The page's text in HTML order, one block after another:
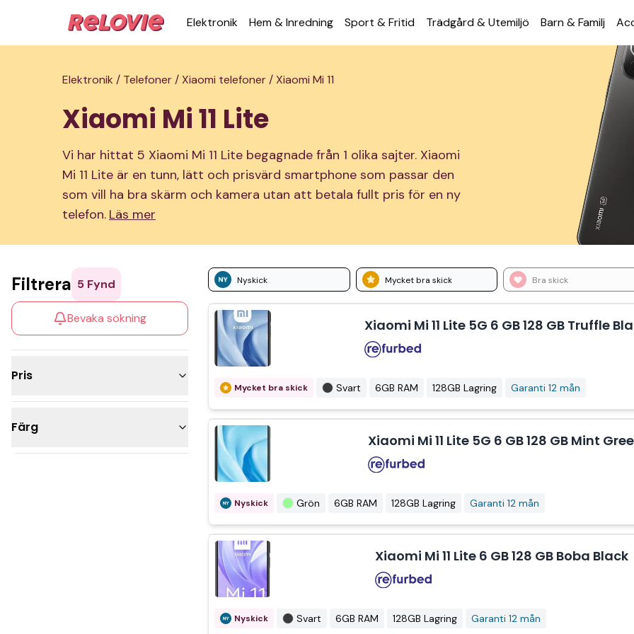
Elek­tronik Hem & Inred­ning Sport & Fritid Trädgård & Utemiljö Barn & Familj
Elektronik / Telefoner /Xiaomi telefoner /Xiaomi Mi 11
Xiaomi Mi 11 Lite
Vi har hittat 5 Xiaomi Mi 11 Lite begagnade från 1 olika sajter. Xiaomi
Mi 11 Lite är en tunn, lätt och prisvärd smartphone som passar den
som vill ha bra skärm och kamera utan att betala fullt pris för en ny
telefon. Läs mer
Nyskick Mycket bra skick Bra skick
Filtrera 5 Fynd
Bevaka sökning
Pris
2 500 - 5 000kr
Färg
Xiaomi Mi 11 Lite 5G 6 GB 128 GB Truffle
Mycket bra skick Svart 6GB RAM 128GB Lagring Garanti 12 mån
Xiaomi Mi 11 Lite 5G 6 GB 128 GB Mint
Nyskick Grön 6GB RAM 128GB Lagring Garanti 12 mån
Xiaomi Mi 11 Lite 6 GB 128 GB Boba Black
Nyskick Svart 6GB RAM 128GB Lagring Garanti 12 mån